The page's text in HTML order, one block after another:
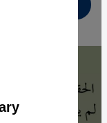
Embed
Connect
Embed